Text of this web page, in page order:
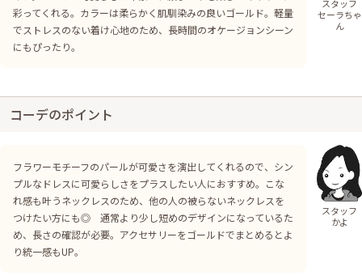
彩ってくれる。カラーは柔らかく肌馴染みの良いゴールド。軽量
でストレスのない着け心地のため、長時間のオケージョンシーン
にもぴったり。
スタッフ
セーラちゃ
ん
コーデのポイント
フラワーモチーフのパールが可愛さを演出してくれるので、シン
プルなドレスに可愛らしさをプラスしたい人におすすめ。こな
れ感も叶うネックレスのため、他の人の被らないネックレスを
つけたい方にも◎ 通常より少し短めのデザインになっているた
め、長さの確認が必要。アクセサリーをゴールドでまとめるとよ
り統一感もUP。
スタッフ
かよ